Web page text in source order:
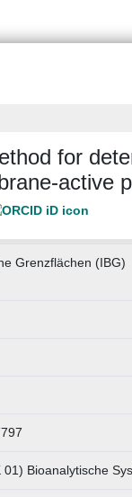
for
active
Grenzflächen (IBG)
Bioanalytische